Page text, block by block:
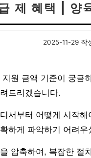
제 혜택 | 양
2025-11-29 작
원 금액 기준이 궁금
드리겠습니다.
서부터 어떻게 시작
하게 파악하기 어려우
압축하여, 복잡한 절